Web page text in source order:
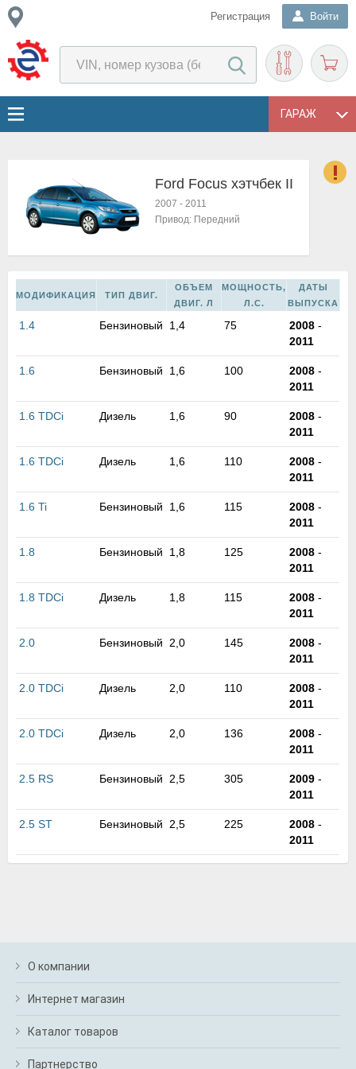
Регистрация Войти
ГАРАЖ
Ford Focus хэтчбек II
2007 - 2011
Привод: Передний
МОДИФИКАЦИЯ ТИП ДВИГ.
ОБЪЕМ
ДВИГ. Л
МОЩНОСТЬ,
Л.С.
ДАТЫ
ВЫПУСКА
1.4 Бензиновый 1,4 75 2008 -
2011
1.6 Бензиновый 1,6 100 2008 -
2011
1.6 TDCi Дизель 1,6 90 2008 -
2011
1.6 TDCi Дизель 1,6 110 2008 -
2011
1.6 Ti Бензиновый 1,6 115 2008 -
2011
1.8 Бензиновый 1,8 125 2008 -
2011
1.8 TDCi Дизель 1,8 115 2008 -
2011
2.0 Бензиновый 2,0 145 2008 -
2011
2.0 TDCi Дизель 2,0 110 2008 -
2011
2.0 TDCi Дизель 2,0 136 2008 -
2011
2.5 RS Бензиновый 2,5 305 2009 -
2011
2.5 ST Бензиновый 2,5 225 2008 -
2011
О компании
Интернет магазин
Каталог товаров
Партнерство